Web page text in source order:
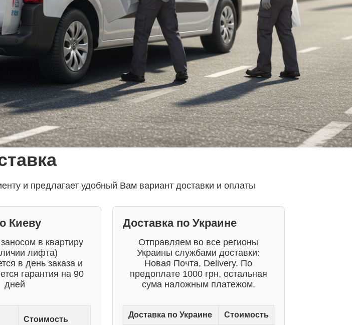
и предлагает удобный Вам вариант доставки и оплаты
Киеву
в квартиру
лифта)
в день заказа и
гарантия на 90
дней
Стоимость
Доставка по Украине
Отправляем во все регионы
Украины службами доставки:
Новая Почта, Delivery. По
предоплате 1000 грн, остальная
сума наложным платежом.
Доставка по Украине Стоимость